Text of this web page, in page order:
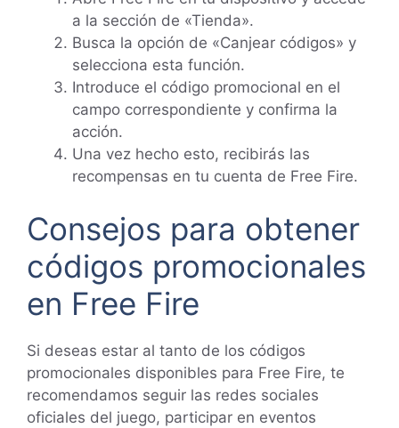
a la sección de «Tienda».
Busca la opción de «Canjear códigos» y
selecciona esta función.
Introduce el código promocional en el
campo correspondiente y confirma la
acción.
Una vez hecho esto, recibirás las
recompensas en tu cuenta de Free Fire.
Consejos para obtener
códigos promocionales
en Free Fire
Si deseas estar al tanto de los códigos
promocionales disponibles para Free Fire, te
recomendamos seguir las redes sociales
oficiales del juego, participar en eventos